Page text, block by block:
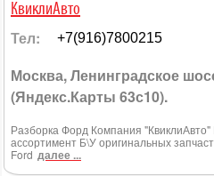
КвиклиАвто
Тел: +7(916)7800215
Москва, Ленинградское
(Яндекс.Карты 63с10).
Разборка Форд Компания "КвиклиАвто" Предлагаем широкий
ассортимент Б\У оригинальных
Ford далее ...